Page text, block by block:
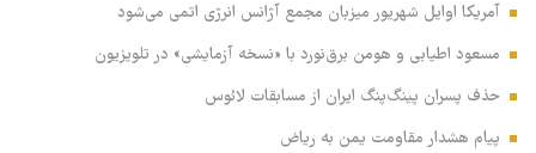
آمریکا اوایل شهریور میزبان مجمع آژانس انرژی اتمی می‌شود
مسعود اطیابی و هومن برق‌نورد با «نسخه آزمایشی» در تلویزیون
حذف پسران پینگ‌پنگ ایران از مسابقات لائوس
پیام هشدار مقاومت یمن به ریاض